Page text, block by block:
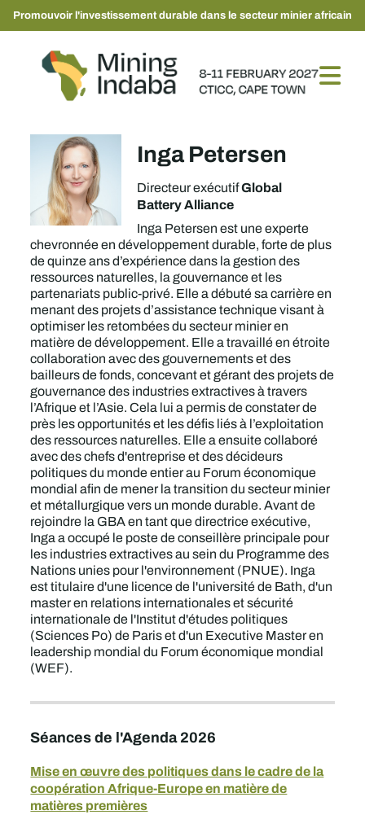
Promouvoir l'investissement durable dans le secteur minier africain
Inga Petersen
Directeur exécutifGlobal
Battery Alliance
Inga Petersen est une experte
chevronnée en développement durable, forte de plus
de quinze ans d’expérience dans la gestion des
ressources naturelles, la gouvernance et les
partenariats public-privé. Elle a débuté sa carrière en
menant des projets d’assistance technique visant à
optimiser les retombées du secteur minier en
matière de développement. Elle a travaillé en étroite
collaboration avec des gouvernements et des
bailleurs de fonds, concevant et gérant des projets de
gouvernance des industries extractives à travers
l’Afrique et l’Asie. Cela lui a permis de constater de
près les opportunités et les défis liés à l’exploitation
des ressources naturelles. Elle a ensuite collaboré
avec des chefs d'entreprise et des décideurs
politiques du monde entier au Forum économique
mondial afin de mener la transition du secteur minier
et métallurgique vers un monde durable. Avant de
rejoindre la GBA en tant que directrice exécutive,
Inga a occupé le poste de conseillère principale pour
les industries extractives au sein du Programme des
Nations unies pour l'environnement (PNUE). Inga
est titulaire d'une licence de l'université de Bath, d'un
master en relations internationales et sécurité
internationale de l'Institut d'études politiques
(Sciences Po) de Paris et d'un Executive Master en
leadership mondial du Forum économique mondial
(WEF).
Séances de l'Agenda 2026
Mise en œuvre des politiques dans le cadre de la
coopération Afrique-Europe en matière de
matières premières